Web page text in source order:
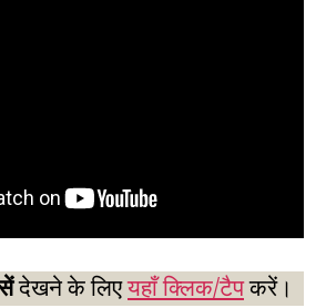
देखने के लिएयहाँ क्लिक/टैपकरें।